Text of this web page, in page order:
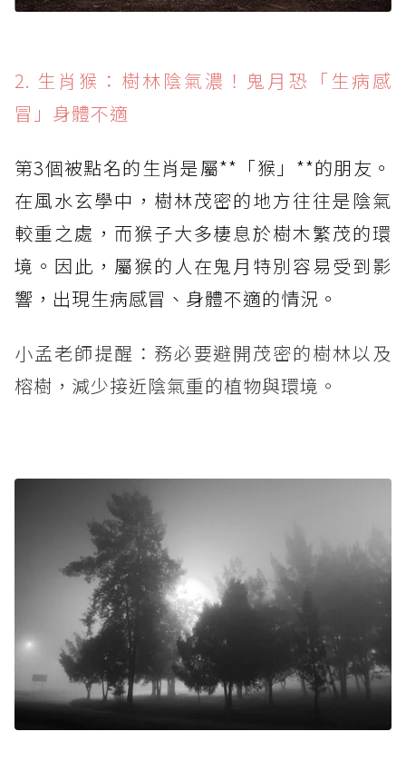
2. 生肖猴：樹林陰氣濃！鬼月恐「生病感
冒」身體不適
第3個被點名的生肖是屬**「猴」**的朋友。
在風水玄學中，樹林茂密的地方往往是陰氣
較重之處，而猴子大多棲息於樹木繁茂的環
境。因此，屬猴的人在鬼月特別容易受到影
響，出現生病感冒、身體不適的情況。
小孟老師提醒：務必要避開茂密的樹林以及
榕樹，減少接近陰氣重的植物與環境。